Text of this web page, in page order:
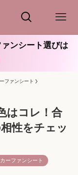
ァンシート選びは
ファンシート
はコレ！合
性をチェッ
ーファンシート